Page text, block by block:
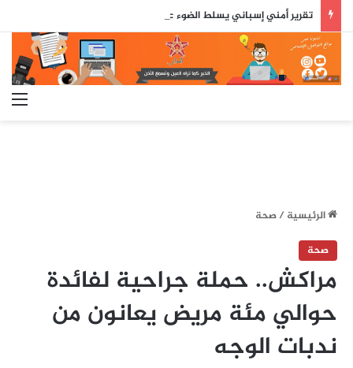
الرئيسية/صحة
صحة
مراكش.. حملة جراحية لفائدة
حوالي مئة مريض يعانون من
ندبات الوجه